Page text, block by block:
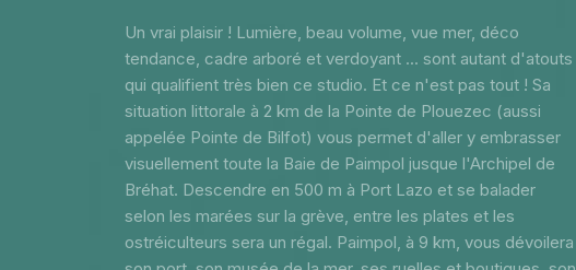
Un vrai plaisir ! Lumière, beau volume, vue mer, déco
tendance, cadre arboré et verdoyant ... sont autant d'atouts
qui qualifient très bien ce studio. Et ce n'est pas tout ! Sa
situation littorale à 2 km de la Pointe de Plouezec (aussi
appelée Pointe de Bilfot) vous permet d'aller y embrasser
visuellement toute la Baie de Paimpol jusque l'Archipel de
Bréhat. Descendre en 500 m à Port Lazo et se balader
selon les marées sur la grève, entre les plates et les
ostréiculteurs sera un régal. Paimpol, à 9 km, vous dévoilera